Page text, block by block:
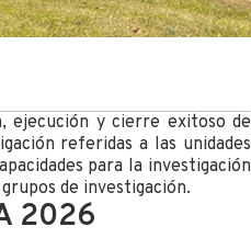
ejecución y cierre exitoso de
referidas a las unidades
para la investigación
de investigación.
2026